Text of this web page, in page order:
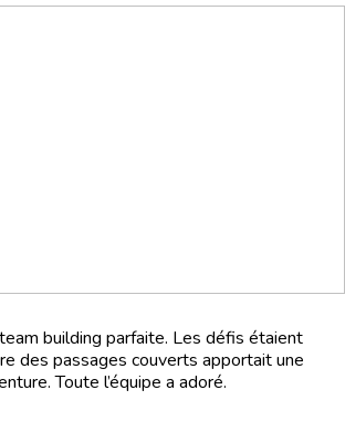
building parfaite. Les défis étaient
des passages couverts apportait une
Toute l’équipe a adoré.